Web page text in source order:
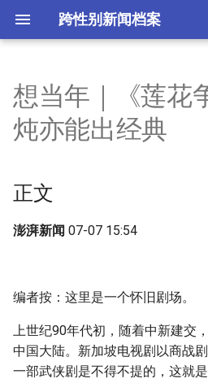
跨性别新闻档案
i
t
a
l
n
g
正文
附加信息 [Processed Page
想当年｜《莲花
炖亦能出经典
正文
澎湃新闻 07-07 15:54
编者按：这里是一个怀旧剧场。
上世纪90年代初，随着中新建交
中国大陆。新加坡电视剧以商战
一部武侠剧是不得不提的，这就